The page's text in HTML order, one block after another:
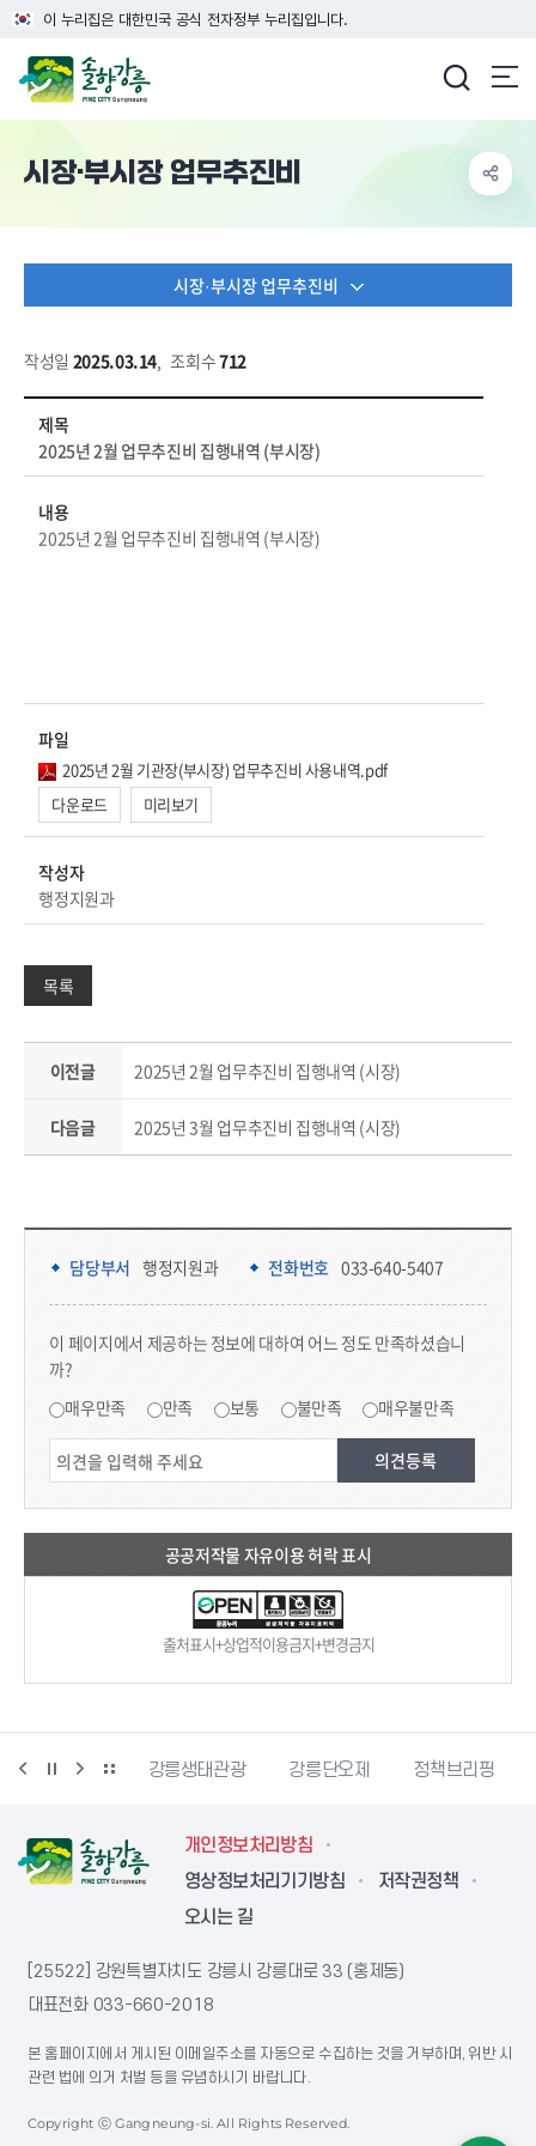
이 누리집은 대한민국 공식 전자정부 누리집입니다.
시장·부시장 업무추진비
시장·부시장 업무추진비
작성일 2025.03.14, 조회수712
제목
2025년 2월 업무추진비 집행내역 (부시장)
내용
2025년 2월 업무추진비 집행내역 (부시장)
파일
2025년 2월 기관장(부시장) 업무추진비 사용내역.pdf
다운로드
미리보기
작성자
행정지원과
목록
이전글 2025년 2월 업무추진비 집행내역 (시장)
다음글 2025년 3월 업무추진비 집행내역 (시장)
담당부서 정보 & 컨텐츠 만족도 조사 & 공공저작물 자유이용 허락 표시
담당부서 행정지원과 전화번호 033-640-5407
이 페이지에서 제공하는 정보에 대하여 어느 정도 만족하셨습니
까?
매우만족 만족 보통 불만족 매우불만족
공공저작물 자유이용 허락 표시
출처표시+상업적이용금지+변경금지
동물사랑센터 강릉생태관광 강릉단오제 정책브리핑
개인정보처리방침
영상정보처리기기방침
저작권정책
오시는 길
[25522] 강원특별자치도 강릉시 강릉대로 33 (홍제동)
대표전화 033-660-2018
본 홈페이지에서 게시된 이메일주소를 자동으로 수집하는 것을 거부하며, 위반 시
관련 법에 의거 처벌 등을 유념하시기 바랍니다.
Copyright ⓒ Gangneung-si. All Rights Reserved.